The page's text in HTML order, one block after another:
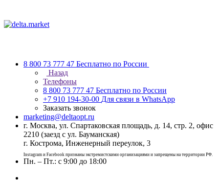
8 800 73 777 47 Бесплатно по России
Назад
Телефоны
8 800 73 777 47 Бесплатно по России
+7 910 194-30-00 Для связи в WhatsApp
Заказать звонок
marketing@deltaopt.ru
г. Москва, ул. Спартаковская площадь, д. 14, стр. 2, офис
2210 (заезд с ул. Бауманская)
г. Кострома, Инженерный переулок, 3
Instagram и Facebook признаны экстремистскими организациями и запрещены на территории РФ.
Пн. – Пт.: с 9:00 до 18:00